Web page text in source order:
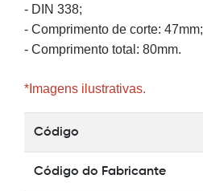
- DIN 338;
- Comprimento de corte: 47mm;
- Comprimento total: 80mm.
*Imagens ilustrativas.
Código
Código do Fabricante